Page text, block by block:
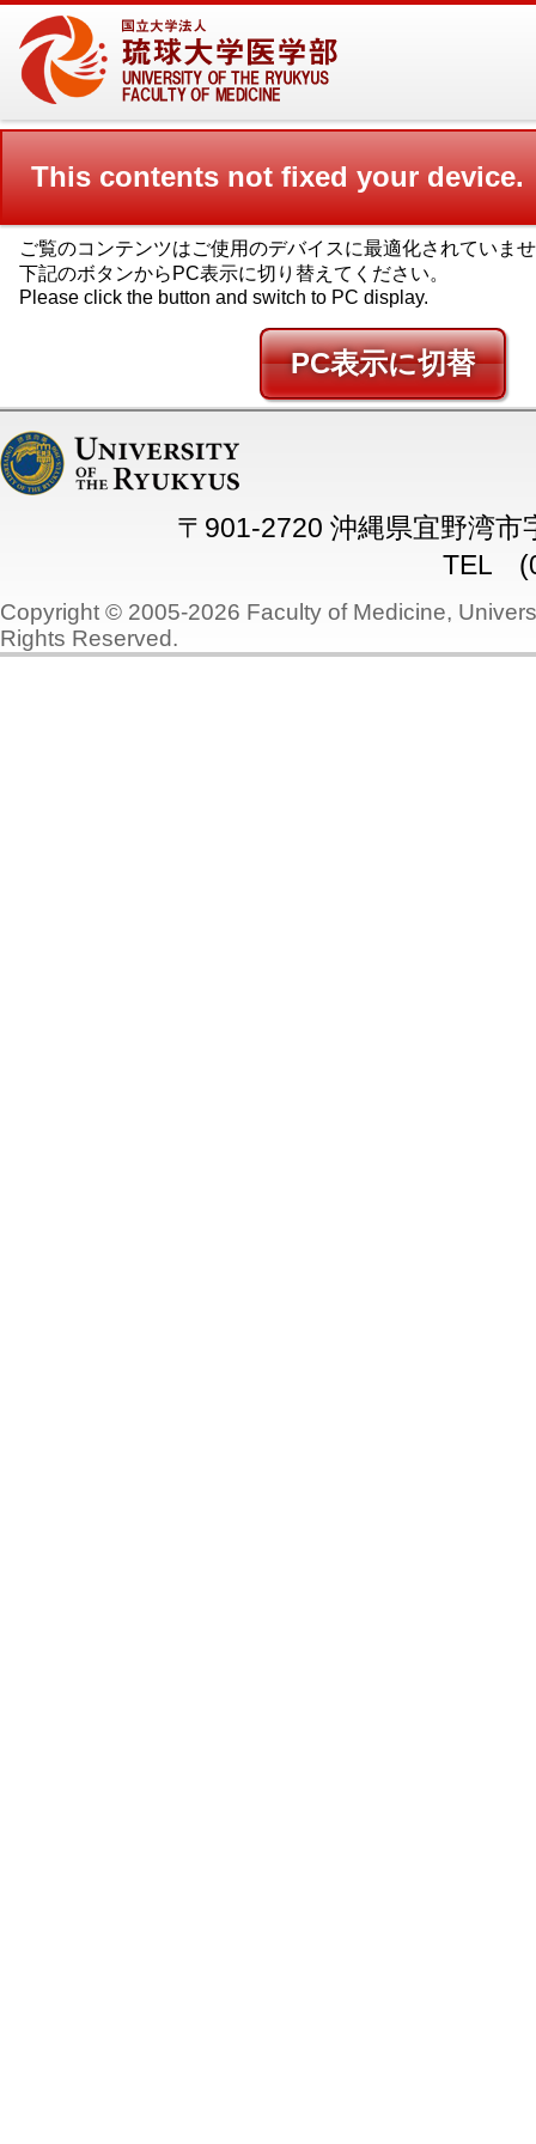
This contents not fixed your device.
ご覧のコンテンツはご使用のデバイスに最適化されていま
下記のボタンからPC表示に切り替えてください。
Please click the button and switch to PC display.
PC
〒901-2720 沖縄県宜野湾市
TEL
Copyright © 2005-2026 Faculty of Medicine,
Rights Reserved.